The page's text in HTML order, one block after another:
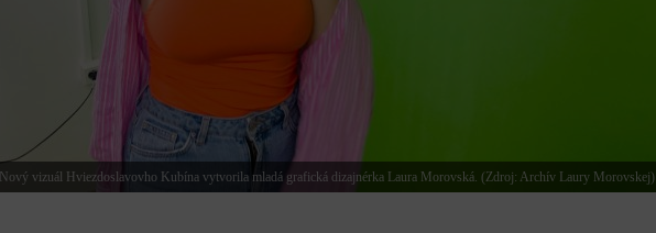
Nový vizuál Hviezdoslavovho Kubína vytvorila mladá grafická dizajnérka Laura Morovská. (Zdroj: Archív Laury Morovskej)